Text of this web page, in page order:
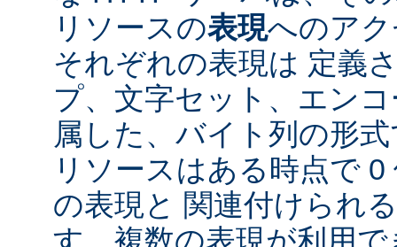
リソースの表現へのア
それぞれの表現は 定義
プ、文字セット、エン
属した、バイト列の形
リソースはある時点で
の表現と 関連付けられ
す。複数の表現が利用